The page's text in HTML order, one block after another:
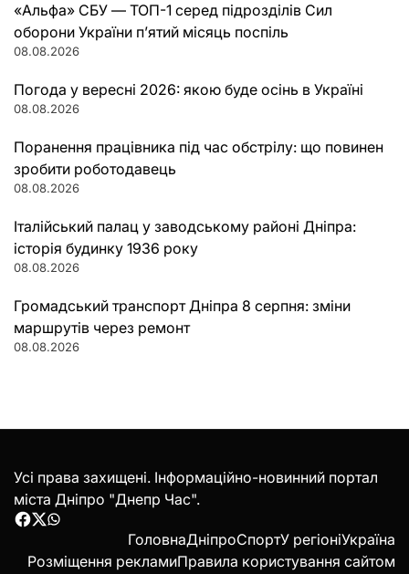
«Альфа» СБУ — ТОП-1 серед підрозділів Сил
оборони України п’ятий місяць поспіль
08.08.2026
Погода у вересні 2026: якою буде осінь в Україні
08.08.2026
Поранення працівника під час обстрілу: що повинен
зробити роботодавець
08.08.2026
Італійський палац у заводському районі Дніпра:
історія будинку 1936 року
08.08.2026
Громадський транспорт Дніпра 8 серпня: зміни
маршрутів через ремонт
08.08.2026
Усі права захищені. Інформаційно-новинний портал
міста Дніпро "Днепр Час".
Facebook
Twitter
WhatsApp
ГоловнаДніпроСпортУ регіоніУкраїна
Розміщення рекламиПравила користування сайтом